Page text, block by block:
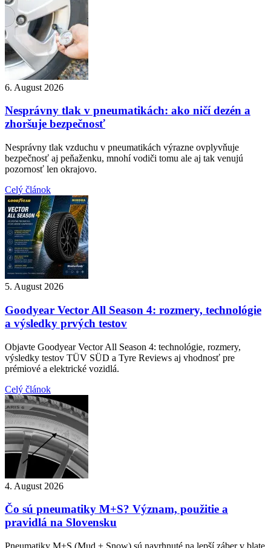
6. August 2026
Nesprávny tlak v pneumatikách: ako ničí dezén a
zhoršuje bezpečnosť
Nesprávny tlak vzduchu v pneumatikách výrazne ovplyvňuje
bezpečnosť aj peňaženku, mnohí vodiči tomu ale aj tak venujú
pozornosť len okrajovo.
Celý článok
5. August 2026
Goodyear Vector All Season 4: rozmery, technológie
a výsledky prvých testov
Objavte Goodyear Vector All Season 4: technológie, rozmery,
výsledky testov TÜV SÜD a Tyre Reviews aj vhodnosť pre
prémiové a elektrické vozidlá.
Celý článok
4. August 2026
Čo sú pneumatiky M+S? Význam, použitie a
pravidlá na Slovensku
Pneumatiky M+S (Mud + Snow) sú navrhnuté na lepší záber v blate